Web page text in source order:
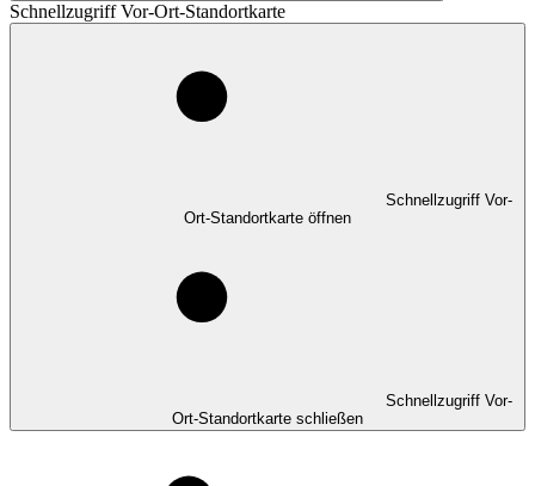
Schnellzugriff Vor-Ort-Standortkarte
Schnellzugriff Vor-
Ort-Standortkarte öffnen
Schnellzugriff Vor-
Ort-Standortkarte schließen